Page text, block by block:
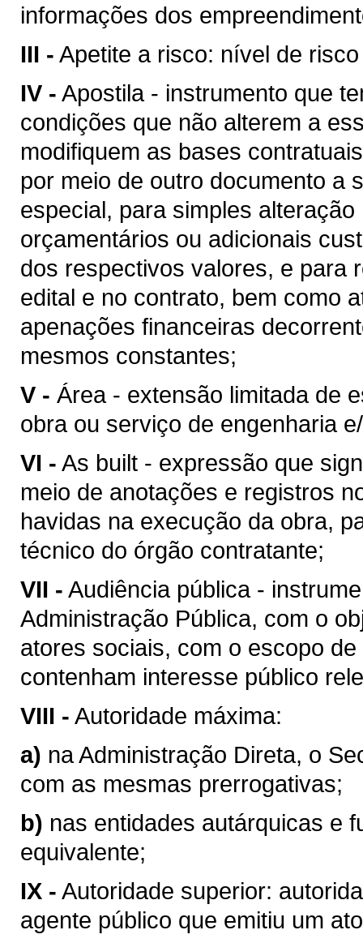
informações dos
III - Apetite a risco: nível de
IV - Apostila - instrumento que
condições que não alterem a
modifiquem as bases
por meio de outro documento a
especial, para simples
orçamentários ou adicionais
dos respectivos valores, e para
edital e no contrato, bem como
apenações financeiras
mesmos constantes;
V - Área - extensão limitada de
obra ou serviço de engenharia
VI - As built - expressão que
meio de anotações e registros
havidas na execução da obra,
técnico do órgão contratante;
VII - Audiência pública -
Administração Pública, com o
atores sociais, com o escopo
contenham interesse público
VIII - Autoridade máxima:
a) na Administração Direta, o
com as mesmas prerrogativas;
b) nas entidades autárquicas e
equivalente;
IX - Autoridade superior:
agente público que emitiu um